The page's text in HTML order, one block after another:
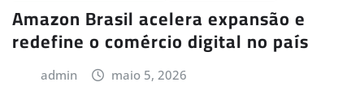
Amazon Brasil acelera expansão e
redefine o comércio digital no país
admin maio 5, 2026